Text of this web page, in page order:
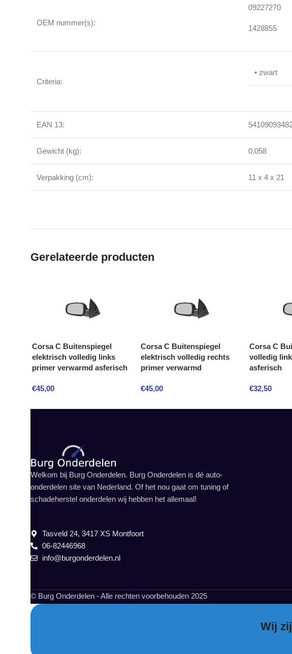
OEM nummer(s):
09227270
1428855
Criteria:
• zwart
EAN 13:
Gewicht (kg): 0,058
Verpakking (cm): 11 x 4 x 21
Gerelateerde producten
Corsa C Buitenspiegel
elektrisch volledig links
primer verwarmd asferisch
€45,00
Corsa C Buitenspiegel
elektrisch volledig rechts
primer verwarmd
€45,00
Corsa C
volledig
asferisch
€32,50
Welkom bij Burg Onderdelen. Burg Onderdelen is dé auto-
onderdelen site van Nederland. Of het nou gaat om tuning of
schadeherstel onderdelen wij hebben het allemaal!
Tasveld 24, 3417 XS Montfoort
06-82446968
info@burgonderdelen.nl
© Burg Onderdelen - Alle rechten voorbehouden 2025
Wij